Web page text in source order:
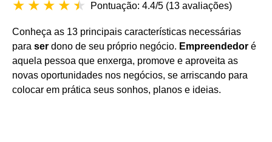
Pontuação: 4.4/5 (13 avaliações)
Conheça as 13 principais características necessárias
para ser dono de seu próprio negócio. Empreendedor é
aquela pessoa que enxerga, promove e aproveita as
novas oportunidades nos negócios, se arriscando para
colocar em prática seus sonhos, planos e ideias.